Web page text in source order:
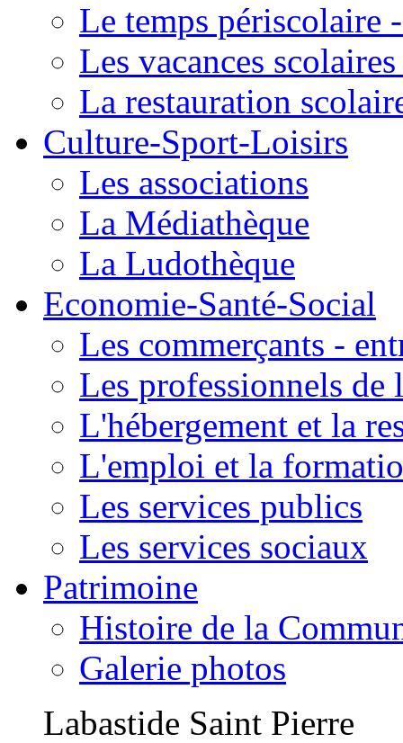
Le temps périscolaire
Les vacances
La restauration
Culture-Sport-Loisirs
Les associations
La Médiathèque
La Ludothèque
Economie-Santé-Social
Les commerçants -
Les professionnels de
L'hébergement et la
L'emploi et la
Les services publics
Les services sociaux
Patrimoine
Histoire de la
Galerie photos
Labastide Saint Pierre